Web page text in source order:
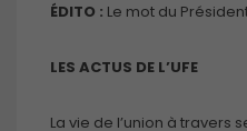
ÉDITO : Le mot du
LES ACTUS DE L’UFE
La vie de l’union à travers